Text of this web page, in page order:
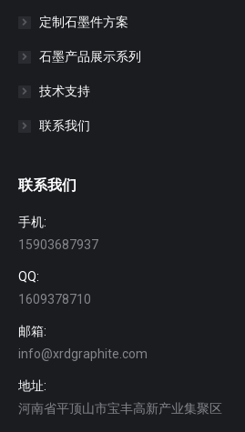
定制石墨件方案
石墨产品展示系列
技术支持
联系我们
联系我们
手机:
15903687937
QQ:
1609378710
邮箱:
info@xrdgraphite.com
地址:
河南省平顶山市宝丰高新产业集聚区